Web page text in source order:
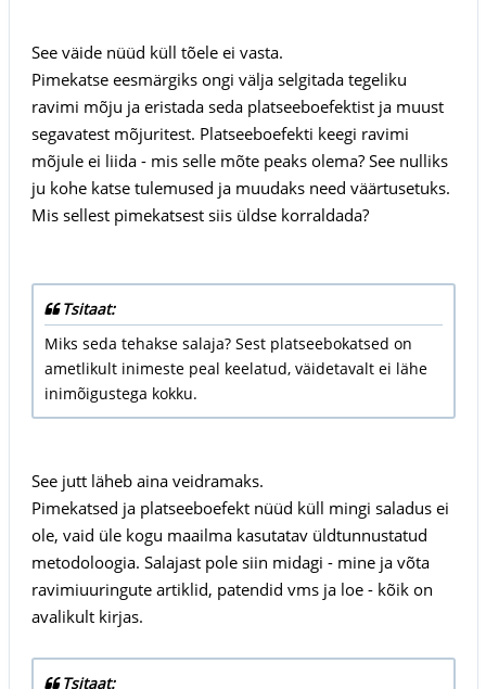
See väide nüüd küll tõele ei vasta.
Pimekatse eesmärgiks ongi välja selgitada tegeliku
ravimi mõju ja eristada seda platseeboefektist ja muust
segavatest mõjuritest. Platseeboefekti keegi ravimi
mõjule ei liida - mis selle mõte peaks olema? See nulliks
ju kohe katse tulemused ja muudaks need väärtusetuks.
Mis sellest pimekatsest siis üldse korraldada?
Tsitaat:
Miks seda tehakse salaja? Sest platseebokatsed on
ametlikult inimeste peal keelatud, väidetavalt ei lähe
inimõigustega kokku.
See jutt läheb aina veidramaks.
Pimekatsed ja platseeboefekt nüüd küll mingi saladus ei
ole, vaid üle kogu maailma kasutatav üldtunnustatud
metodoloogia. Salajast pole siin midagi - mine ja võta
ravimiuuringute artiklid, patendid vms ja loe - kõik on
avalikult kirjas.
Tsitaat: